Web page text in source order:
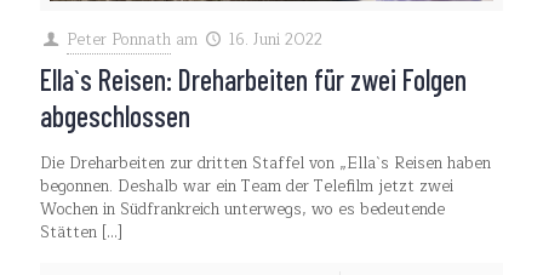
Peter Ponnath am 16. Juni 2022
Ella`s Reisen: Dreharbeiten für zwei Folgen
abgeschlossen
Die Dreharbeiten zur dritten Staffel von „Ella`s Reisen haben
begonnen. Deshalb war ein Team der Telefilm jetzt zwei
Wochen in Südfrankreich unterwegs, wo es bedeutende
Stätten […]